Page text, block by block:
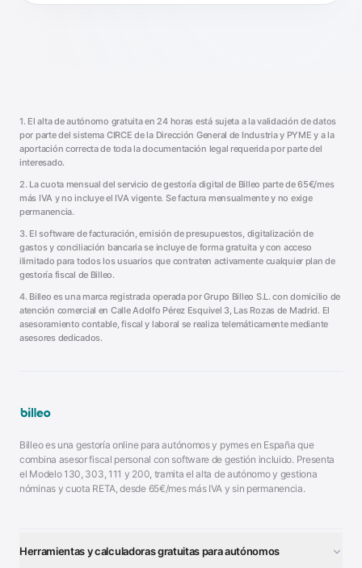
1. El alta de autónomo gratuita en 24 horas está sujeta a la validación de datos
por parte del sistema CIRCE de la Dirección General de Industria y PYME y a la
aportación correcta de toda la documentación legal requerida por parte del
interesado.
2. La cuota mensual del servicio de gestoría digital de Billeo parte de 65€/mes
más IVA y no incluye el IVA vigente. Se factura mensualmente y no exige
permanencia.
3. El software de facturación, emisión de presupuestos, digitalización de
gastos y conciliación bancaria se incluye de forma gratuita y con acceso
ilimitado para todos los usuarios que contraten activamente cualquier plan de
gestoría fiscal de Billeo.
4. Billeo es una marca registrada operada por Grupo Billeo S.L. con domicilio de
atención comercial en Calle Adolfo Pérez Esquivel 3, Las Rozas de Madrid. El
asesoramiento contable, fiscal y laboral se realiza telemáticamente mediante
asesores dedicados.
Billeo es una gestoría online para autónomos y pymes en España que
combina asesor fiscal personal con software de gestión incluido. Presenta
el Modelo 130, 303, 111 y 200, tramita el alta de autónomo y gestiona
nóminas y cuota RETA, desde 65€/mes más IVA y sin permanencia.
Herramientas y calculadoras gratuitas para autónomos